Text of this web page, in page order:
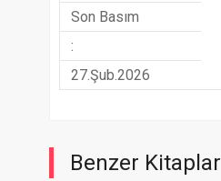
Son Basım
:
27.Şub.2026
Benzer Kitaplar